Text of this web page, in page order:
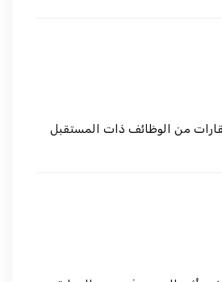
من الوظائف ذات المستقبل